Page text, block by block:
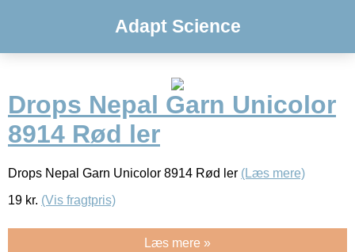
Adapt Science
Drops Nepal Garn Unicolor
8914 Rød ler
Drops Nepal Garn Unicolor 8914 Rød ler (Læs mere)
19 kr. (Vis fragtpris)
Læs mere »